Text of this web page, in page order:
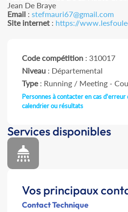
Jean De Braye
Email : stefmauri67@gmail.com
Site internet : https://
Code compétition : 310017
Niveau : Départemental
Type: Running / Meeting -
Personnes à contacter en cas d'erreur
calendrier ou résultats
Services disponibles
Vos principaux
Contact Technique